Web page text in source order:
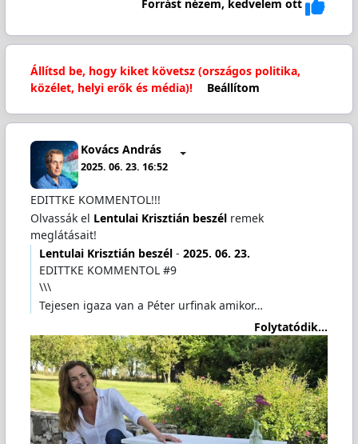
Forrást nézem, kedvelem ott
Állítsd be, hogy kiket követsz (országos politika,
közélet, helyi erők és média)!
Beállítom
Kovács András
2025. 06. 23. 16:52
EDITTKE KOMMENTOL!!!
Olvassák el Lentulai Krisztián beszélremek
meglátásait!
Lentulai Krisztián beszél- 2025. 06. 23.
EDITTKE KOMMENTOL #9
\\\
Tejesen igaza van a Péter urfinak amikor…
Folytatódik...